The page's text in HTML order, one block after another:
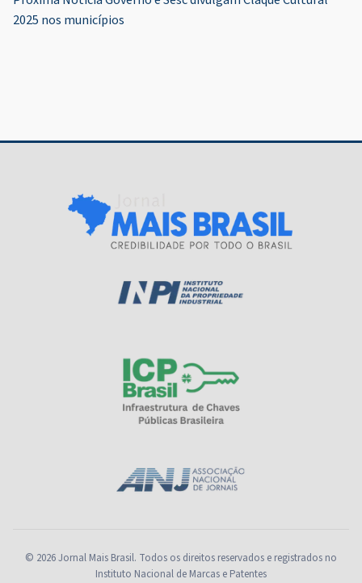
Post
2025 nos municípios
© 2026 Jornal Mais Brasil. Todos os direitos reservados e registrados no
Instituto Nacional de Marcas e Patentes